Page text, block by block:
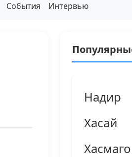
События Интервью
Надир
Хасай